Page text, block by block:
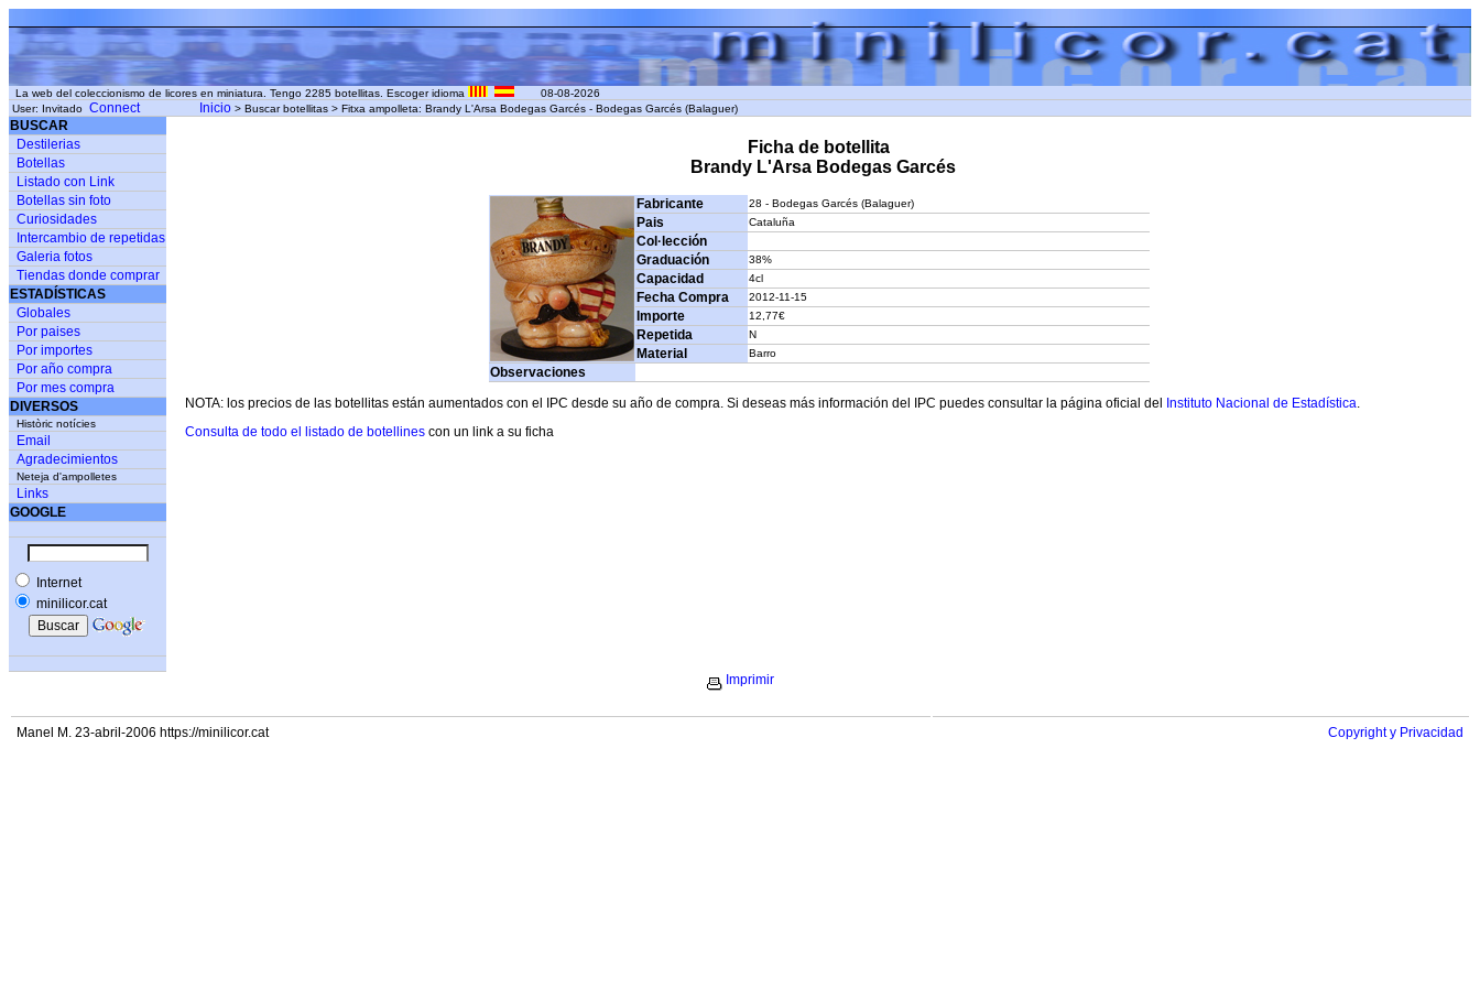
La web del coleccionismo de licores en miniatura. Tengo 2285 botellitas. Escoger idioma
08-08-2026
User: Invitado Connect Inicio > Buscar botellitas > Fitxa ampolleta: Brandy L'Arsa Bodegas Garcés - Bodegas Garcés (Balaguer)
BUSCAR
Destilerias
Botellas
Listado con Link
Botellas sin foto
Curiosidades
Intercambio de repetidas
Galeria fotos
Tiendas donde comprar
ESTADÍSTICAS
Globales
Por paises
Por importes
Por año compra
Por mes compra
DIVERSOS
Històric notícies
Email
Agradecimientos
Neteja d'ampolletes
Links
GOOGLE
Internet
minilicor.cat
Ficha de botellita
Brandy L'Arsa Bodegas Garcés
Fabricante 28 - Bodegas Garcés (Balaguer)
Pais Cataluña
Col·lección
Graduación
38%
Capacidad 4cl
Fecha Compra 2012-11-15
Importe 12,77€
Repetida N
Material Barro
Observaciones
NOTA: los precios de las botellitas están aumentados con el IPC desde su año de compra. Si deseas más información del IPC puedes consultar la página oficial del
Instituto Nacional de Estadística.
Consulta de todo el listado de botellines con un link a su ficha
Imprimir
Manel M. 23-abril-2006 https://minilicor.cat Copyright y Privacidad